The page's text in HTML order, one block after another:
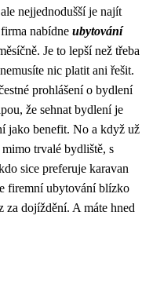
nejjednodušší je najít
nabídne ubytování
Je to lepší než třeba
nic platit ani řešit.
prohlášení o bydlení
že sehnat bydlení je
jako benefit. No a když už
trvalé bydliště, s
sice preferuje karavan
firemní ubytování blízko
za dojíždění. A máte hned